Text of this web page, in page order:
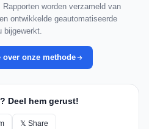
worden verzameld van
ontwikkelde geautomatiseerde
bijgewerkt.
over onze methode
Deel hem gerust!
𝕏 Share